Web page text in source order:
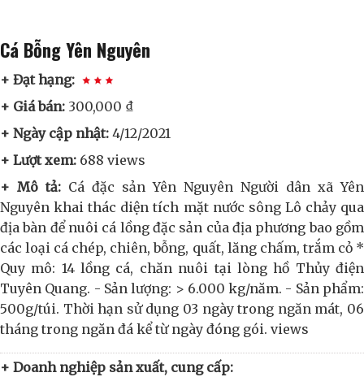
Cá Bỗng Yên Nguyên
+ Đạt hạng:
+ Giá bán: 300,000 ₫
+ Ngày cập nhật: 4/12/2021
+ Lượt xem: 688 views
+ Mô tả: Cá đặc sản Yên Nguyên Người dân xã Yên
Nguyên khai thác diện tích mặt nước sông Lô chảy qua
địa bàn để nuôi cá lồng đặc sản của địa phương bao gồm
các loại cá chép, chiên, bỗng, quất, lăng chấm, trắm cỏ *
Quy mô: 14 lồng cá, chăn nuôi tại lòng hồ Thủy điện
Tuyên Quang. - Sản lượng: > 6.000 kg/năm. - Sản phẩm:
500g/túi. Thời hạn sử dụng 03 ngày trong ngăn mát, 06
tháng trong ngăn đá kể từ ngày đóng gói. views
+ Doanh nghiệp sản xuất, cung cấp: